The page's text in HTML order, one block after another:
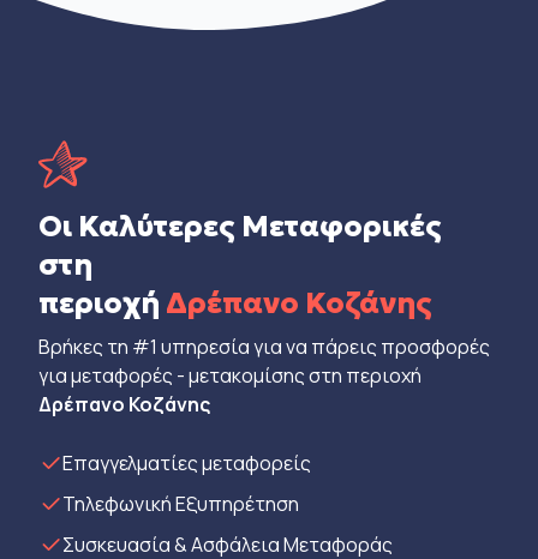
Οι Καλύτερες Μεταφορικές
στη
περιοχή Δρέπανο Κοζάνης
Βρήκες τη #1 υπηρεσία για να πάρεις προσφορές
για μεταφορές - μετακομίσης στη περιοχή
Δρέπανο Κοζάνης
Eπαγγελματίες μεταφορείς
Τηλεφωνική Εξυπηρέτηση
Συσκευασία & Ασφάλεια Μεταφοράς